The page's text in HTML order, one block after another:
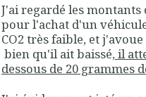
J'ai regardé les
pour l'achat d'un
CO2 très faible, et
bien qu'il ait baissé,il
dessous de 20 grammes